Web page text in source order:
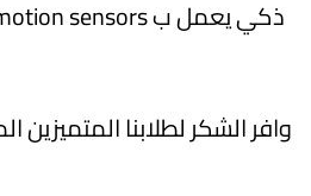
‏وافر الشكر لطلابنا